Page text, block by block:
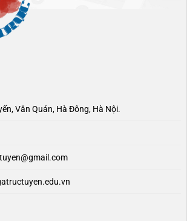
Văn Quán, Hà Đông, Hà Nội.